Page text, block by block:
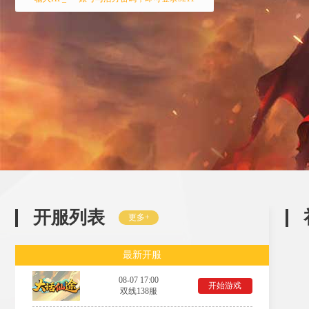
开服列表 更多+
最新开服
08-07 17:00
双线138服
开始游戏